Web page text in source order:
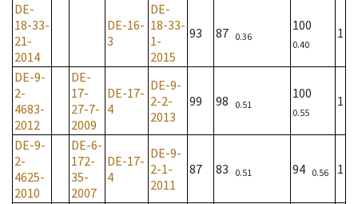
DE-
18-33-
21-
2014
DE-16-
3
DE-
18-33-
1-
2015
93 87 0.36
100
0.40
1
DE-9-
2-
4683-
2012
DE-
17-
27-7-
2009
DE-17-
4
DE-9-
2-2-
2013
99 98 0.51
100
0.55
1
DE-9-
2-
4625-
2010
DE-6-
172-
35-
2007
DE-17-
4
DE-9-
2-1-
2011
87 83 0.51 94 0.56 1